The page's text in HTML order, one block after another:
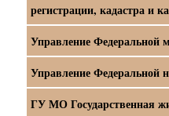
регистрации, кадастра и
Управление Федеральной
Управление
ГУ МО Государственная